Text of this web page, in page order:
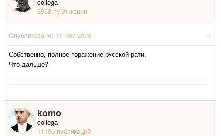
collega
2963 публикации
Опубликовано: 11 Nov 2009
Собственно, полное поражение русской рати.
Что дальше?
komo
collega
11190 публикаций